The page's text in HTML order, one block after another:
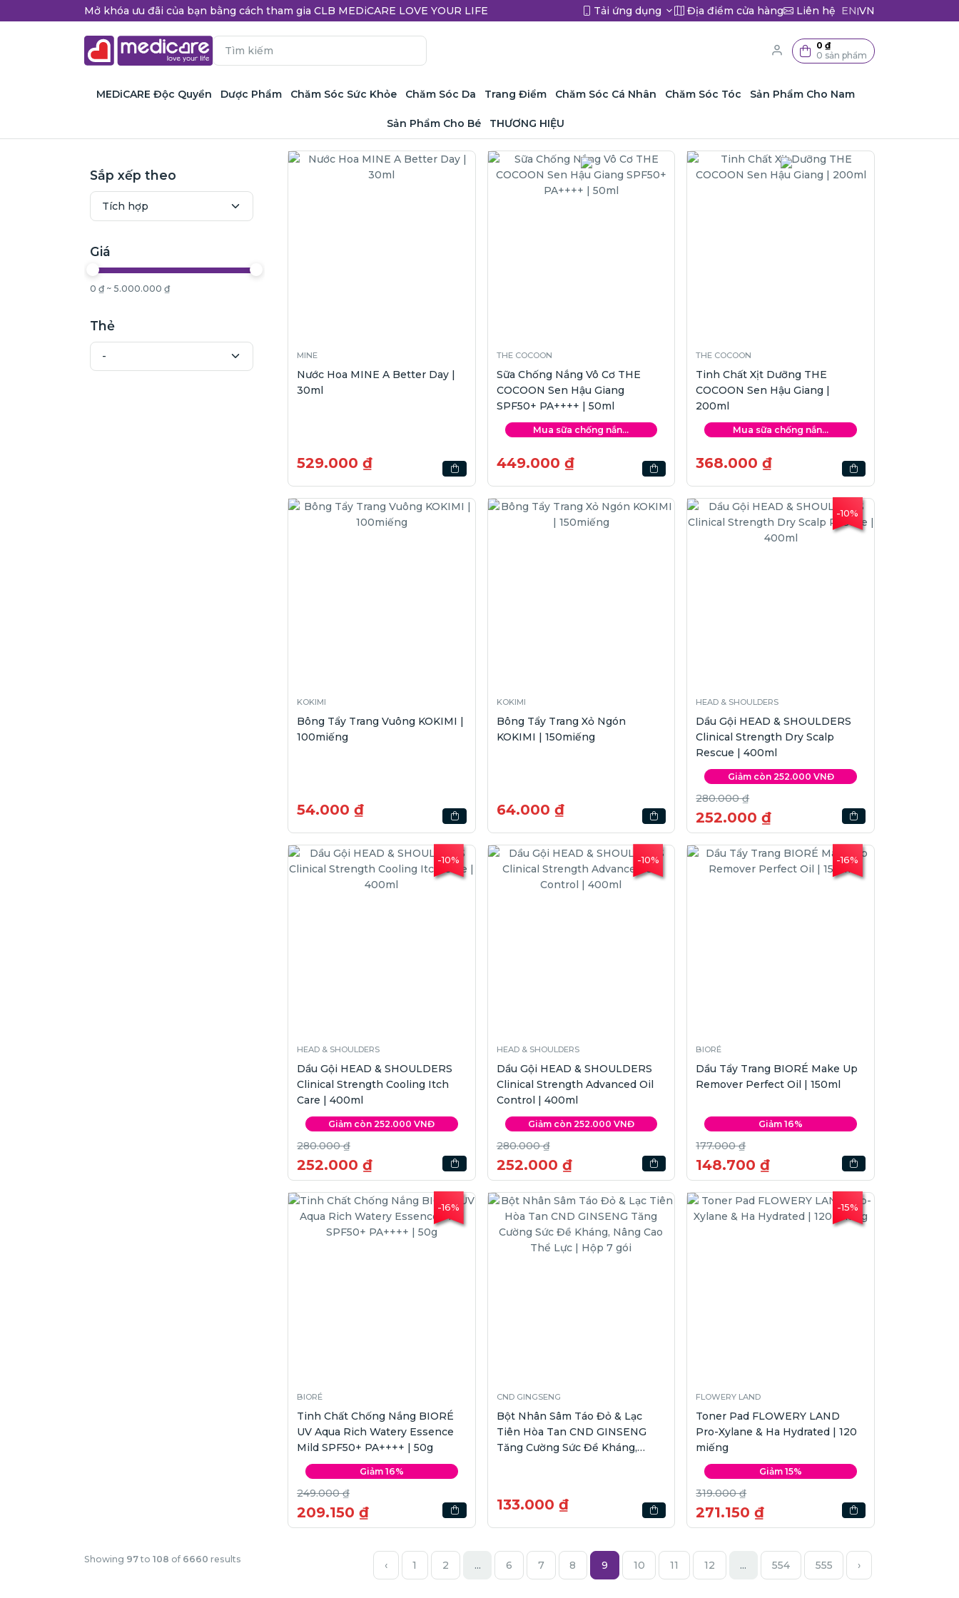
Mở khóa ưu đãi của bạn bằng cách tham gia CLB MEDiCARE LOVE YOUR LIFE Tải ứng dụng Địa điểm cửa hàng Liên hệ EN|VN
0 ₫
0 sản phẩm
MEDiCARE Độc Quyền Dược Phẩm Chăm Sóc Sức Khỏe Chăm Sóc Da Trang Điểm Chăm Sóc Cá Nhân Chăm Sóc Tóc Sản Phẩm Cho Nam
Sản Phẩm Cho Bé THƯƠNG HIỆU
Sắp xếp theo
Giá
0 ₫ ~ 5.000.000 ₫
Thẻ
MINE
Nước Hoa MINE A Better Day |
30ml
529.000 ₫
THE COCOON
Sữa Chống Nắng Vô Cơ THE
COCOON Sen Hậu Giang
SPF50+ PA++++ | 50ml
Mua sữa chống nắn...
449.000 ₫
THE COCOON
Tinh Chất Xịt Dưỡng THE
COCOON Sen Hậu Giang |
200ml
Mua sữa chống nắn...
368.000 ₫
KOKIMI
Bông Tẩy Trang Vuông KOKIMI |
100miếng
54.000 ₫
KOKIMI
Bông Tẩy Trang Xỏ Ngón
KOKIMI | 150miếng
64.000 ₫
-10%
HEAD & SHOULDERS
Dầu Gội HEAD & SHOULDERS
Clinical Strength Dry Scalp
Rescue | 400ml
Giảm còn 252.000 VNĐ
280.000 ₫
252.000 ₫
-10%
HEAD & SHOULDERS
Dầu Gội HEAD & SHOULDERS
Clinical Strength Cooling Itch
Care | 400ml
Giảm còn 252.000 VNĐ
280.000 ₫
252.000 ₫
-10%
HEAD & SHOULDERS
Dầu Gội HEAD & SHOULDERS
Clinical Strength Advanced Oil
Control | 400ml
Giảm còn 252.000 VNĐ
280.000 ₫
252.000 ₫
-16%
BIORÉ
Dầu Tẩy Trang BIORÉ Make Up
Remover Perfect Oil | 150ml
Giảm 16%
177.000 ₫
148.700 ₫
-16%
BIORÉ
Tinh Chất Chống Nắng BIORÉ
UV Aqua Rich Watery Essence
Mild SPF50+ PA++++ | 50g
Giảm 16%
249.000 ₫
209.150 ₫
CND GINGSENG
Bột Nhân Sâm Táo Đỏ & Lạc
Tiên Hòa Tan CND GINSENG
Tăng Cường Sức Đề Kháng,
133.000 ₫
-15%
FLOWERY LAND
Toner Pad FLOWERY LAND
Pro-Xylane & Ha Hydrated | 120
miếng
Giảm 15%
319.000 ₫
271.150 ₫
Showing 97to 108 of 6660 results ‹ 1 2 ... 6 7 8 9 10 11 12 ... 554 555 ›